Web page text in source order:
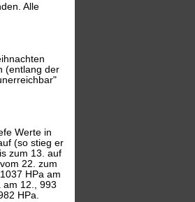
Alle
(entlang der
Werte in
(so stieg er
zum 13. auf
22. zum
HPa am
am 12., 993
HPa.